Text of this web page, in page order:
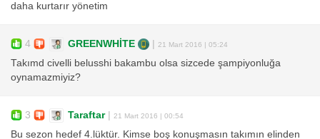
daha kurtarır yönetim
4 GREENWHİTE | 21 Mart 2016 | 05:24
Takımd civelli belusshi bakambu olsa sizcede şampiyonluğa
oynamazmiyiz?
3 Taraftar| 21 Mart 2016 | 00:54
Bu sezon hedef 4.lüktür. Kimse boş konuşmasın takımın elinden